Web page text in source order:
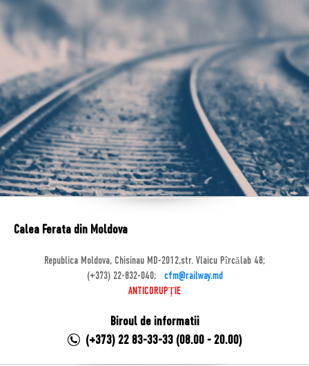
Calea Ferata din Moldova
Republica Moldova, Chisinau MD-2012,str. Vlaicu Pîrcălab 48;
(+373) 22-832-040;
cfm@railway.md
ANTICORUPȚIE
Biroul de informatii
(+373) 22 83-33-33 (08.00 - 20.00)